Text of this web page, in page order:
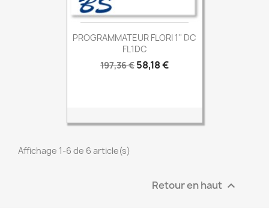
PROGRAMMATEUR FLORI 1'' DC
FL1DC
Prix
197,36 € Prix
58,18 €
Affichage 1-6 de 6 article(s)
Retour en haut 